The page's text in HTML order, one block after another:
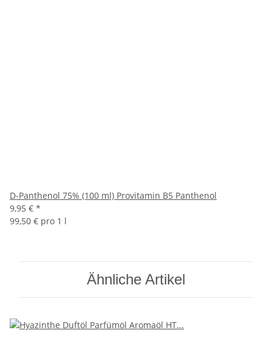
D-Panthenol 75% (100 ml) Provitamin B5 Panthenol
9,95 € *
99,50 € pro 1 l
Ähnliche Artikel